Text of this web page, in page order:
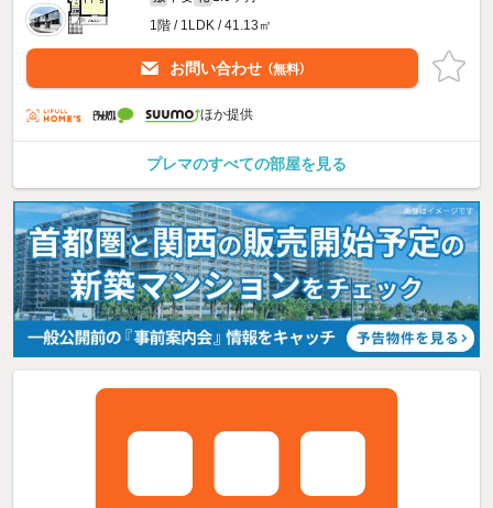
1階 / 1LDK / 41.13㎡
お問い合わせ （無料）
ほか提供
プレマのすべての部屋を見る